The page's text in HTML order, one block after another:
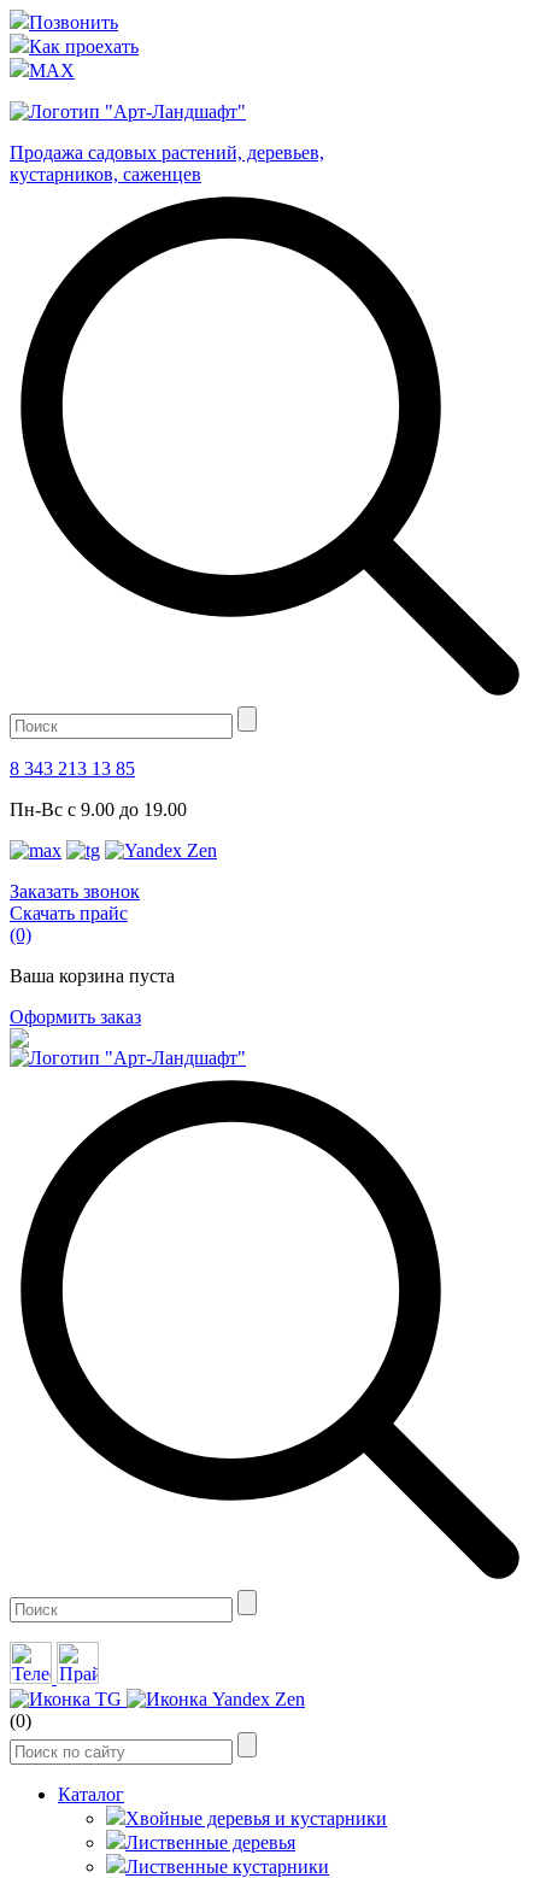
Позвонить
Как проехать
MAX
Продажа садовых растений, деревьев,
кустарников, саженцев
8 343 213 13 85
Пн-Вс с 9.00 до 19.00
Заказать звонок
Скачать прайс
(0)
Ваша корзина пуста
Оформить заказ
(0)
Каталог
Хвойные деревья и кустарники
Лиственные деревья
Лиственные кустарники